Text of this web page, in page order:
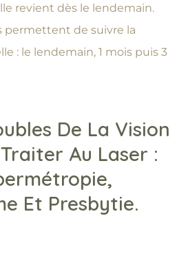
revient dès le lendemain.
permettent de suivre la
: le lendemain, 1 mois puis 3
De La Vision
Au Laser :
Et Presbytie.